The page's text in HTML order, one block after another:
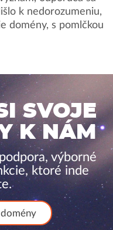
k nedorozumeniu,
domény, s pomlčkou
SVOJE
K NÁM
výborné
ktoré inde